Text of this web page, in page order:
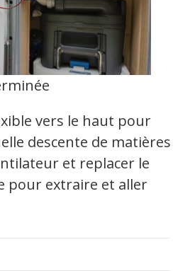
vers le haut pour
descente de matières
et replacer le
pour extraire et aller